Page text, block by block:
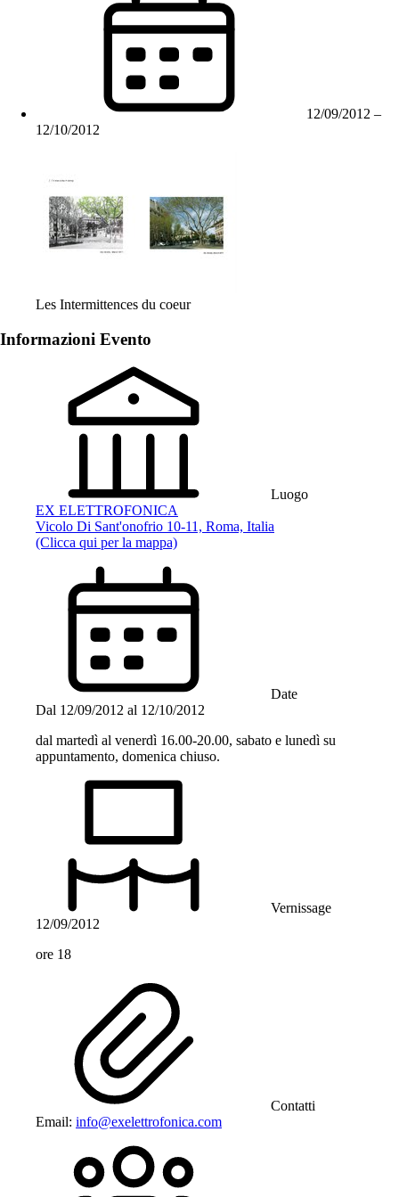
12/09/2012 –
12/10/2012
Les Intermittences du coeur
Informazioni Evento
Luogo
EX ELETTROFONICA
Vicolo Di Sant'onofrio 10-11, Roma, Italia
(Clicca qui per la mappa)
Date
Dal 12/09/2012 al 12/10/2012
dal martedì al venerdì 16.00-20.00, sabato e lunedì su
appuntamento, domenica chiuso.
Vernissage
12/09/2012
ore 18
Contatti
Email: info@exelettrofonica.com